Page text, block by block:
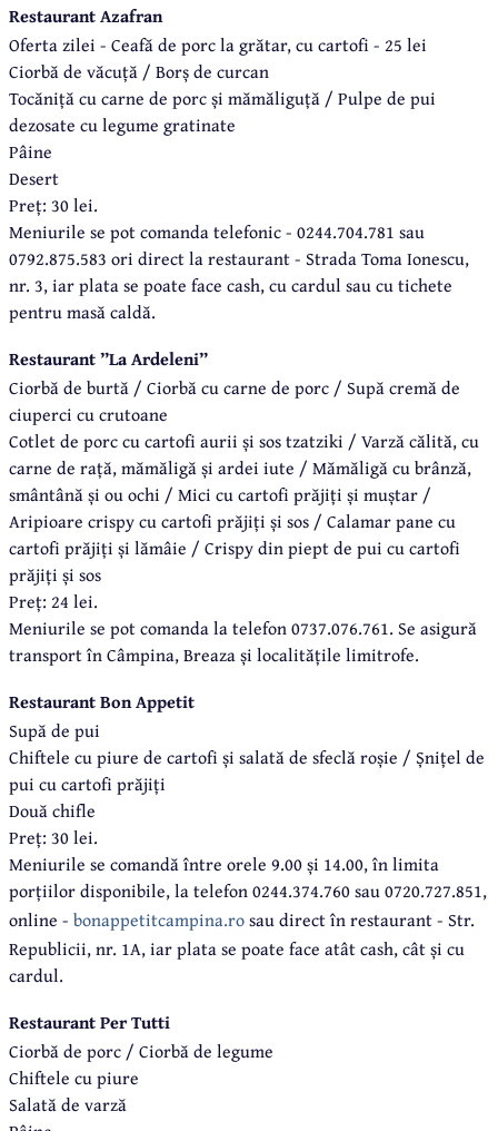
Restaurant Azafran
Oferta zilei - Ceafă de porc la grătar, cu cartofi - 25 lei
Ciorbă de văcuță / Borș de curcan
Tocăniță cu carne de porc și mămăliguță / Pulpe de pui
dezosate cu legume gratinate
Pâine
Desert
Preț: 30 lei.
Meniurile se pot comanda telefonic - 0244.704.781 sau
0792.875.583 ori direct la restaurant - Strada Toma Ionescu,
nr. 3, iar plata se poate face cash, cu cardul sau cu tichete
pentru masă caldă.
Restaurant ”La Ardeleni”
Ciorbă de burtă / Ciorbă cu carne de porc / Supă cremă de
ciuperci cu crutoane
Cotlet de porc cu cartofi aurii și sos tzatziki / Varză călită, cu
carne de rață, mămăligă și ardei iute / Mămăligă cu brânză,
smântână și ou ochi / Mici cu cartofi prăjiți și muștar /
Aripioare crispy cu cartofi prăjiți și sos / Calamar pane cu
cartofi prăjiți și lămâie / Crispy din piept de pui cu cartofi
prăjiți și sos
Preț: 24 lei.
Meniurile se pot comanda la telefon 0737.076.761. Se asigură
transport în Câmpina, Breaza și localitățile limitrofe.
Restaurant Bon Appetit
Supă de pui
Chiftele cu piure de cartofi și salată de sfeclă roșie / Șnițel de
pui cu cartofi prăjiți
Două chifle
Preț: 30 lei.
Meniurile se comandă între orele 9.00 și 14.00, în limita
porțiilor disponibile, la telefon 0244.374.760 sau 0720.727.851,
online - bonappetitcampina.rosau direct în restaurant - Str.
Republicii, nr. 1A, iar plata se poate face atât cash, cât și cu
cardul.
Restaurant Per Tutti
Ciorbă de porc / Ciorbă de legume
Chiftele cu piure
Salată de varză